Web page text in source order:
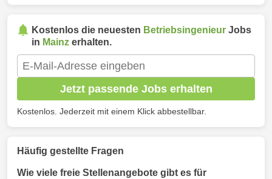
Kostenlos die neuesten Betriebsingenieur Jobs
in Mainz erhalten.
Jetzt passende Jobs erhalten
Kostenlos. Jederzeit mit einem Klick abbestellbar.
Häufig gestellte Fragen
Wie viele freie Stellenangebote gibt es für